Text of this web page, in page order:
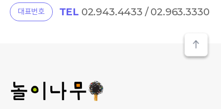
대표번호 TEL 02.943.4433 / 02.963.3330